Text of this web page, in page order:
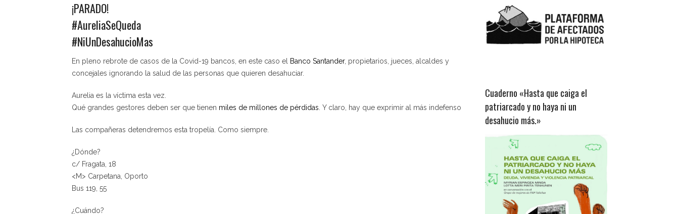
¡PARADO!
#AureliaSeQueda
#NiUnDesahucioMas
En pleno rebrote de casos de la Covid-19 bancos, en este caso el Banco Santander, propietarios, jueces, alcaldes y
concejales ignorando la salud de las personas que quieren desahuciar.
Aurelia es la víctima esta vez.
Qué grandes gestores deben ser que tienen miles de millones de pérdidas . Y claro, hay que exprimir al más indefenso
Las compañeras detendremos esta tropelía. Como siempre.
¿Dónde?
c/ Fragata, 18
<M> Carpetana, Oporto
Bus 119, 55
¿Cuándo?
Cuaderno «Hasta que caiga el
patriarcado y no haya ni un
desahucio más.»